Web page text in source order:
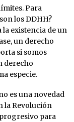
Para
los DDHH?
la existencia de un
un derecho
si somos
derecho
especie.
es una novedad
la Revolución
para